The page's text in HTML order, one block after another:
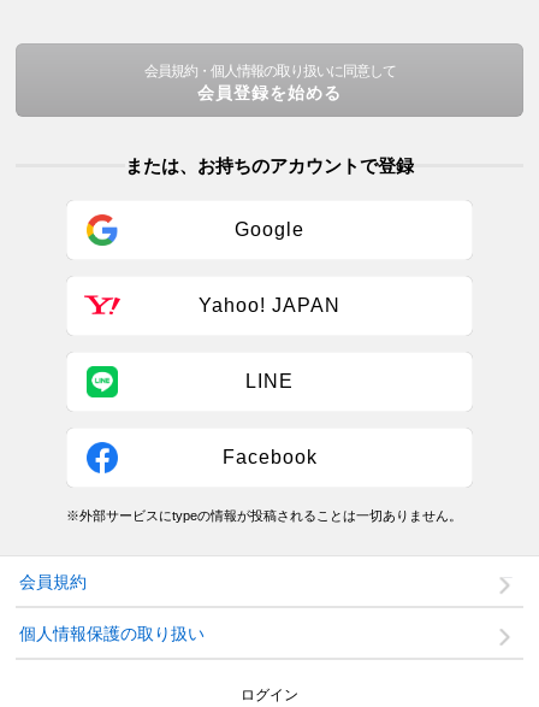
会員規約・個人情報の取り扱いに同意して
会員登録を始める
または、お持ちのアカウントで登録
Google
Yahoo! JAPAN
LINE
Facebook
※外部サービスにtypeの情報が投稿されることは一切ありません。
会員規約
個人情報保護の取り扱い
ログイン